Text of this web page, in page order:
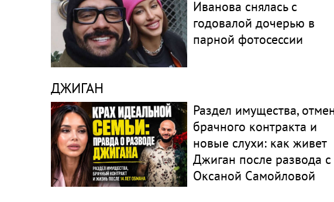
Иванова снялась с
годовалой дочерью в
парной фотосессии
ДЖИГАН
Раздел имущества,
брачного контракта и
новые слухи: как живет
Джиган после развода с
Оксаной Самойловой